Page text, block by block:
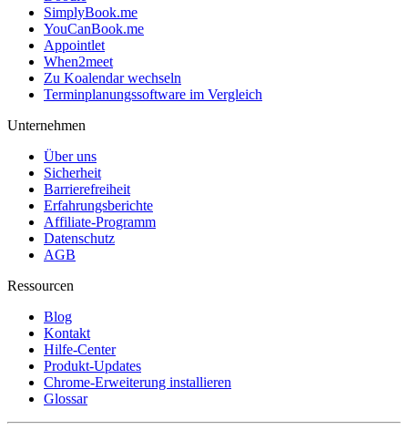
SimplyBook.me
YouCanBook.me
Appointlet
When2meet
Zu Koalendar wechseln
Terminplanungssoftware im Vergleich
Unternehmen
Über uns
Sicherheit
Barrierefreiheit
Erfahrungsberichte
Affiliate-Programm
Datenschutz
AGB
Ressourcen
Blog
Kontakt
Hilfe-Center
Produkt-Updates
Chrome-Erweiterung installieren
Glossar